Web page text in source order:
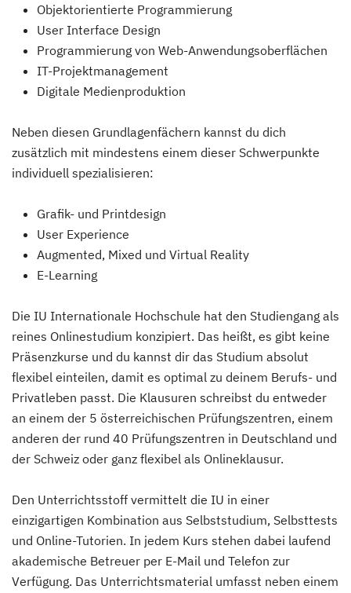
Objektorientierte Programmierung
User Interface Design
Programmierung von Web-Anwendungsoberflächen
IT-Projektmanagement
Digitale Medienproduktion
Neben diesen Grundlagenfächern kannst du dich
zusätzlich mit mindestens einem dieser Schwerpunkte
individuell spezialisieren:
Grafik- und Printdesign
User Experience
Augmented, Mixed und Virtual Reality
E-Learning
Die IU Internationale Hochschule hat den Studiengang als
reines Onlinestudium konzipiert. Das heißt, es gibt keine
Präsenzkurse und du kannst dir das Studium absolut
flexibel einteilen, damit es optimal zu deinem Berufs- und
Privatleben passt. Die Klausuren schreibst du entweder
an einem der 5 österreichischen Prüfungszentren, einem
anderen der rund 40 Prüfungszentren in Deutschland und
der Schweiz oder ganz flexibel als Onlineklausur.
Den Unterrichtsstoff vermittelt die IU in einer
einzigartigen Kombination aus Selbststudium, Selbsttests
und Online-Tutorien. In jedem Kurs stehen dabei laufend
akademische Betreuer per E-Mail und Telefon zur
Verfügung. Das Unterrichtsmaterial umfasst neben einem